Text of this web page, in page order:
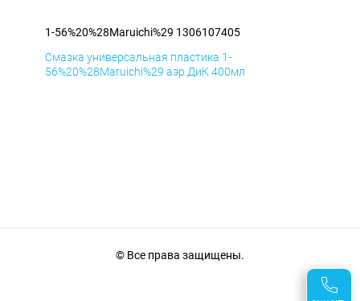
1-56%20%28Maruichi%29 1306107405
Смазка универсальная пластика 1-
56%20%28Maruichi%29 аэр ДиК 400мл
© Все права защищены.